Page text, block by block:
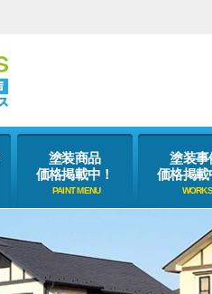
塗装商品
価格掲載中！
塗装事
価格掲載